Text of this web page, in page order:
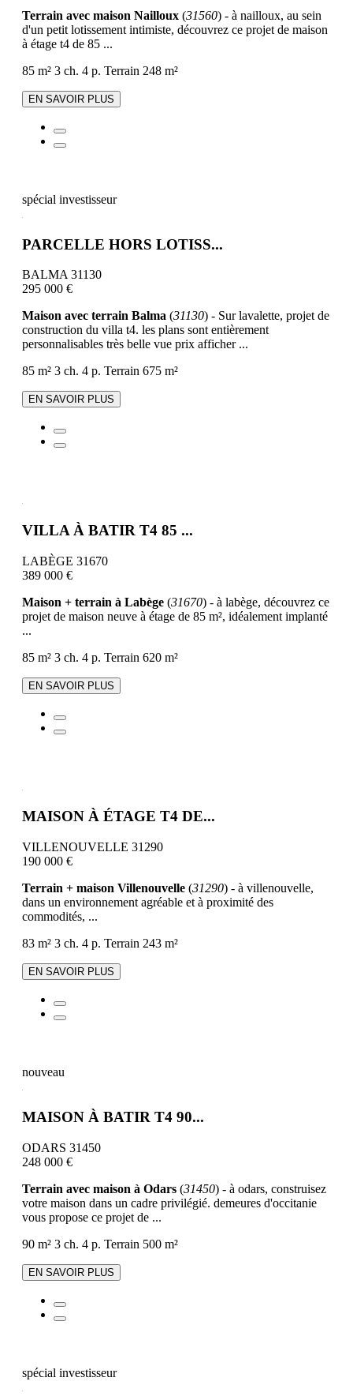
Terrain avec maison Nailloux (31560) - à nailloux, au sein
d'un petit lotissement intimiste, découvrez ce projet de maison
à étage t4 de 85 ...
85 m² 3 ch. 4 p. Terrain 248 m²
EN SAVOIR PLUS
spécial investisseur
PARCELLE HORS LOTISS...
BALMA 31130
295 000 €
Maison avec terrain Balma (31130) - Sur lavalette, projet de
construction du villa t4. les plans sont entièrement
personnalisables très belle vue prix afficher ...
85 m² 3 ch. 4 p. Terrain 675 m²
EN SAVOIR PLUS
VILLA À BATIR T4 85 ...
LABÈGE 31670
389 000 €
Maison + terrain à Labège (31670) - à labège, découvrez ce
projet de maison neuve à étage de 85 m², idéalement implanté
...
85 m² 3 ch. 4 p. Terrain 620 m²
EN SAVOIR PLUS
MAISON À ÉTAGE T4 DE...
VILLENOUVELLE 31290
190 000 €
Terrain + maison Villenouvelle (31290) - à villenouvelle,
dans un environnement agréable et à proximité des
commodités, ...
83 m² 3 ch. 4 p. Terrain 243 m²
EN SAVOIR PLUS
nouveau
MAISON À BATIR T4 90...
ODARS 31450
248 000 €
Terrain avec maison à Odars (31450) - à odars, construisez
votre maison dans un cadre privilégié. demeures d'occitanie
vous propose ce projet de ...
90 m² 3 ch. 4 p. Terrain 500 m²
EN SAVOIR PLUS
spécial investisseur